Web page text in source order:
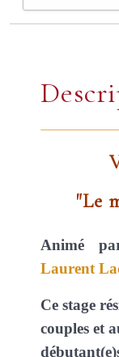
"Le
Animé
Laurent
Ce stage
couples et